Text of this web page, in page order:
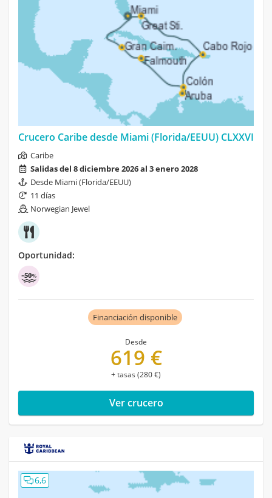
Crucero Caribe desde Miami (Florida/EEUU) CLXXVI
Caribe
Salidas del 8 diciembre 2026 al 3 enero 2028
Desde Miami (Florida/EEUU)
11 días
Norwegian Jewel
Oportunidad:
Financiación disponible
Desde
619 €
+ tasas (280 €)
Ver crucero
6,6